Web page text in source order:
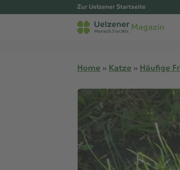
Zur Uelzener Startseite
Magazin
Home » Katze » Häufige